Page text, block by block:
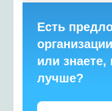
Есть
или знаете,
лучше?